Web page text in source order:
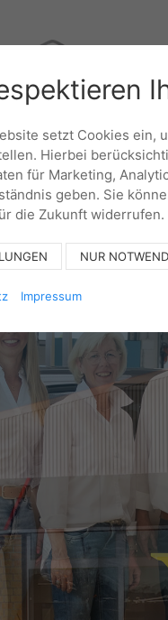
setzt Cookies ein,
Hierbei
für Marketing,
geben. Sie
die Zukunft widerrufen.
NUR
Impressum